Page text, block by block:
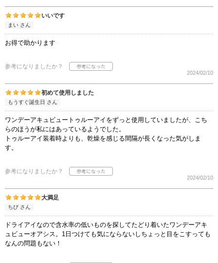
いいです
まい さん
お得で助かります
参考になりましたか？
2024/02/10
初めて使用しました
もうすぐ誕生日 さん
ワンデーアキュビュートゥルーアイをずっと使用していましたが、こち
らのほうが私にはあっているようでした。
トゥルーアイ装着時よりも、乾燥を感じる間隔が長くなった気がしま
す。
参考になりましたか？
2024/02/10
大満足
ちび さん
ドライアイなので含水率の低いものを探してたどり着いたワンデーアキ
ュビューオアシス。1日つけても気にならないしちょっと目をこすっても
なんの問題もない！